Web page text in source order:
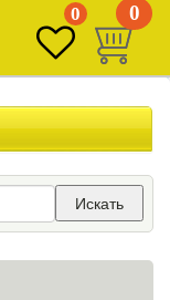
0 0
Искать